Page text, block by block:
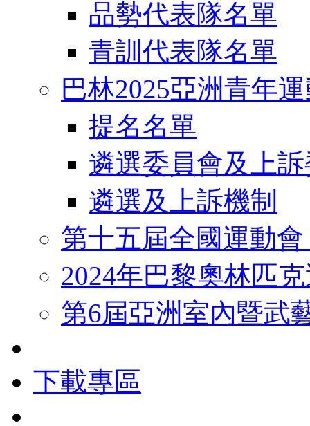
品勢代表隊名單
青訓代表隊名單
巴林2025亞洲青年
提名名單
遴選委員會及上
遴選及上訴機制
第十五屆全國運動
2024年巴黎奧林匹
第6屆亞洲室內暨武
下載專區